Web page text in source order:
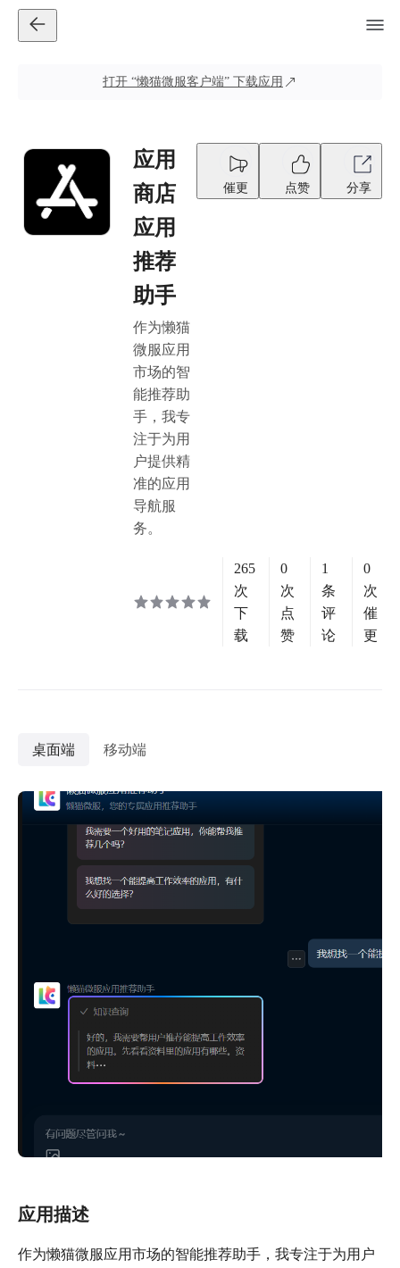
打开 “懒猫微服客户端” 下载应用
应用
商店
应用
推荐
助手
作为懒猫
微服应用
市场的智
能推荐助
手，我专
注于为用
户提供精
准的应用
导航服
务。
催更 点赞 分享
265
次
下
载
0
次
点
赞
1
条
评
论
0
次
催
更
桌面端 移动端
应用描述
作为懒猫微服应用市场的智能推荐助手，我专注于为用户